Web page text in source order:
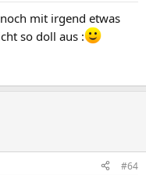
mit irgend etwas
so doll aus :
#64